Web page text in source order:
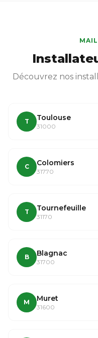
Découvrez nos
T Toulouse
31000
C Colomiers
31770
T Tournefeuille
31170
B Blagnac
31700
M Muret
31600